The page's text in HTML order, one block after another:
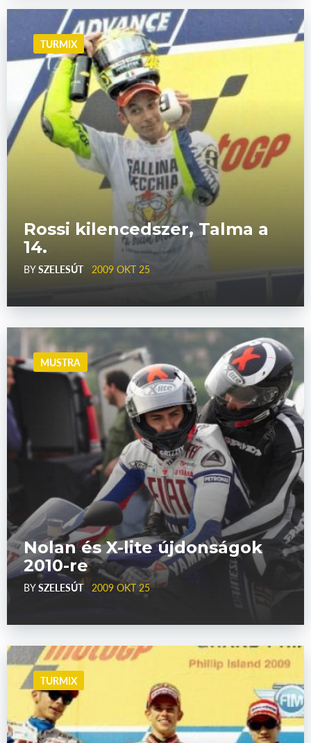
TURMIX
Rossi kilencedszer, Talma a
14.
BYSZELESÚT 2009 OKT 25
MUSTRA
Nolan és X-lite újdonságok
2010-re
BYSZELESÚT 2009 OKT 25
TURMIX